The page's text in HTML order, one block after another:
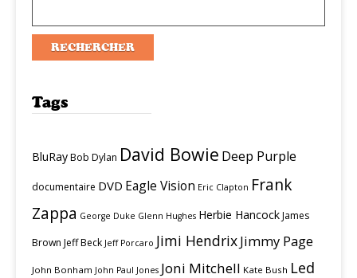
Tags
BluRayBob Dylan David Bowie Deep Purple
documentaire DVD Eagle Vision Eric Clapton Frank
Zappa George Duke Glenn Hughes Herbie HancockJames
Brown Jeff Beck Jeff Porcaro Jimi HendrixJimmy Page
John Bonham John Paul Jones Joni Mitchell Kate Bush Led